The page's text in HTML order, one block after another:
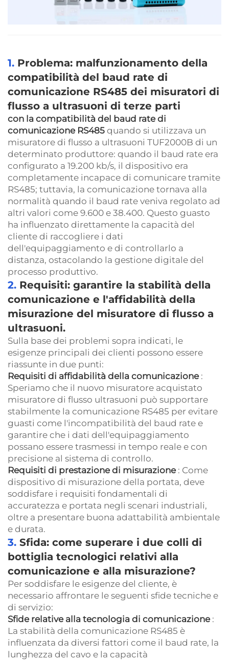
1. Problema: malfunzionamento della
compatibilità del baud rate di
comunicazione RS485 dei misuratori di
flusso a ultrasuoni di terze parti
con la compatibilità del baud rate di
comunicazione RS485 quando si utilizzava un
misuratore di flusso a ultrasuoni TUF2000B di un
determinato produttore: quando il baud rate era
configurato a 19.200 kb/s, il dispositivo era
completamente incapace di comunicare tramite
RS485; tuttavia, la comunicazione tornava alla
normalità quando il baud rate veniva regolato ad
altri valori come 9.600 e 38.400. Questo guasto
ha influenzato direttamente la capacità del
cliente di raccogliere i dati
dell'equipaggiamento e di controllarlo a
distanza, ostacolando la gestione digitale del
processo produttivo.
2. Requisiti: garantire la stabilità della
comunicazione e l'affidabilità della
misurazione del misuratore di flusso a
ultrasuoni.
Sulla base dei problemi sopra indicati, le
esigenze principali dei clienti possono essere
riassunte in due punti:
Requisiti di affidabilità della comunicazione :
Speriamo che il nuovo misuratore acquistato
misuratore di flusso ultrasuoni può supportare
stabilmente la comunicazione RS485 per evitare
guasti come l'incompatibilità del baud rate e
garantire che i dati dell'equipaggiamento
possano essere trasmessi in tempo reale e con
precisione al sistema di controllo.
Requisiti di prestazione di misurazione : Come
dispositivo di misurazione della portata, deve
soddisfare i requisiti fondamentali di
accuratezza e portata negli scenari industriali,
oltre a presentare buona adattabilità ambientale
e durata.
3. Sfida: come superare i due colli di
bottiglia tecnologici relativi alla
comunicazione e alla misurazione?
Per soddisfare le esigenze del cliente, è
necessario affrontare le seguenti sfide tecniche e
di servizio:
Sfide relative alla tecnologia di comunicazione :
La stabilità della comunicazione RS485 è
influenzata da diversi fattori come il baud rate, la
lunghezza del cavo e la capacità